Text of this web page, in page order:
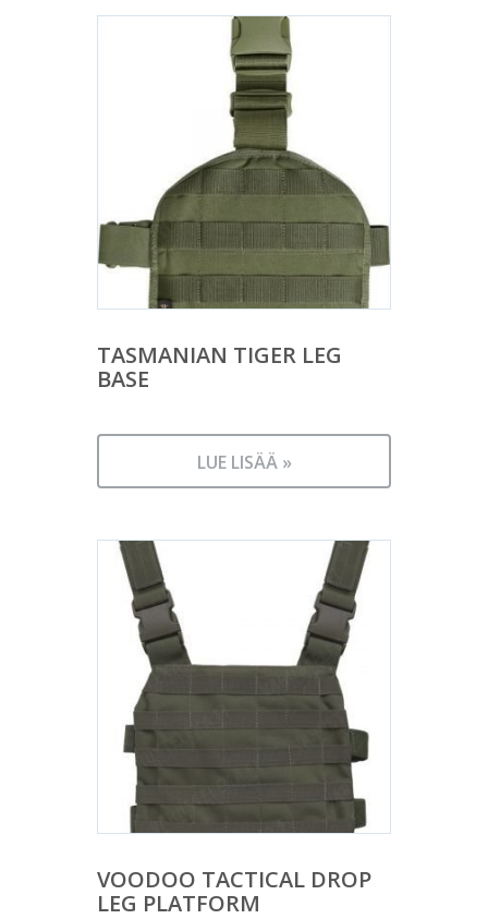
TASMANIAN TIGER LEG
BASE
LUE LISÄÄ »
VOODOO TACTICAL DROP
LEG PLATFORM